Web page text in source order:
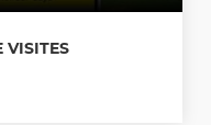
VISITES